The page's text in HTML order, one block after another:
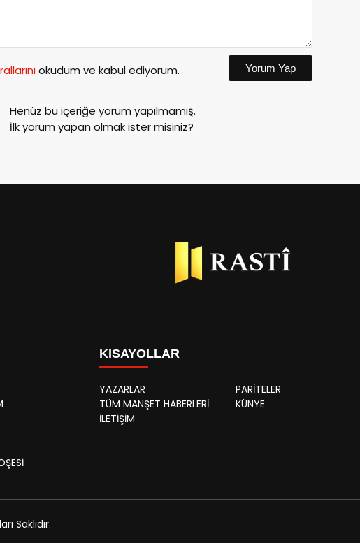
okudum ve kabul ediyorum. Yorum Yap
Henüz bu içeriğe yorum yapılmamış.
İlk yorum yapan olmak ister misiniz?
KISAYOLLAR
YAZARLAR
PARİTELER
TÜM MANŞET HABERLERİ
KÜNYE
İLETİŞİM
Saklıdır.